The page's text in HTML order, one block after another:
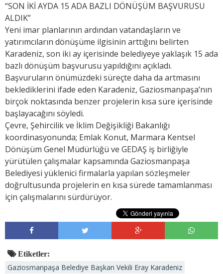
“SON İKİ AYDA 15 ADA BAZLI DÖNÜŞÜM BAŞVURUSU
ALDIK”
Yeni imar planlarının ardından vatandaşların ve
yatırımcıların dönüşüme ilgisinin arttığını belirten
Karadeniz, son iki ay içerisinde belediyeye yaklaşık 15 ada
bazlı dönüşüm başvurusu yapıldığını açıkladı.
Başvuruların önümüzdeki süreçte daha da artmasını
beklediklerini ifade eden Karadeniz, Gaziosmanpaşa’nın
birçok noktasında benzer projelerin kısa süre içerisinde
başlayacağını söyledi.
Çevre, Şehircilik ve İklim Değişikliği Bakanlığı
koordinasyonunda; Emlak Konut, Marmara Kentsel
Dönüşüm Genel Müdürlüğü ve GEDAŞ iş birliğiyle
yürütülen çalışmalar kapsamında Gaziosmanpaşa
Belediyesi yüklenici firmalarla yapılan sözleşmeler
doğrultusunda projelerin en kısa sürede tamamlanması
için çalışmalarını sürdürüyor.
Etiketler:
Gaziosmanpaşa Belediye Başkan Vekili Eray Karadeniz